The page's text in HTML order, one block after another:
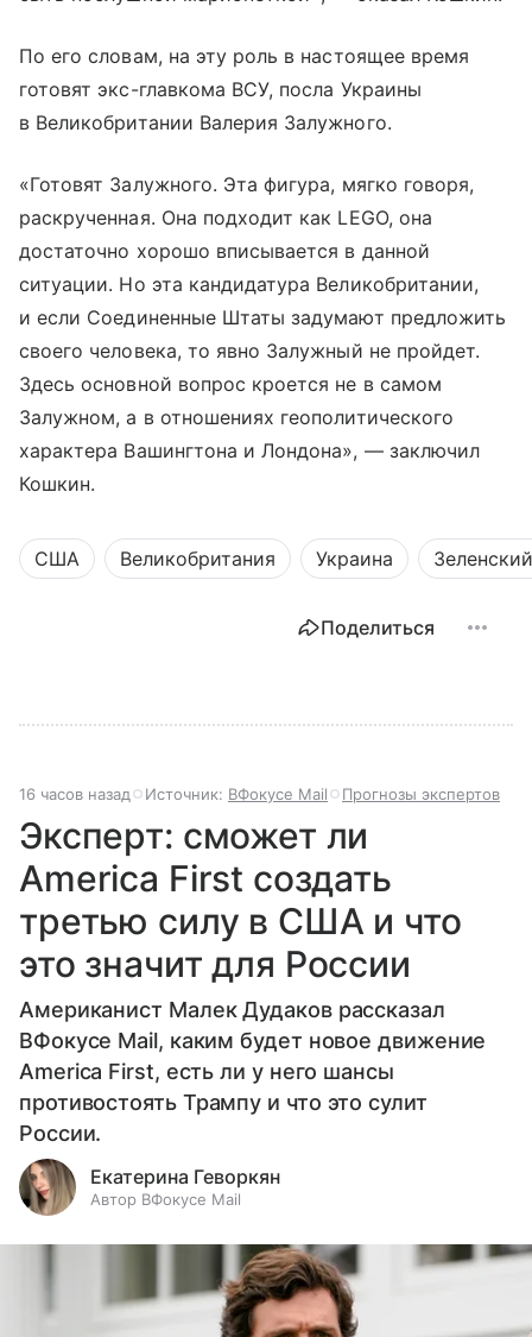
По его словам, на эту роль в настоящее время
готовят экс-главкома ВСУ, посла Украины
в Великобритании Валерия Залужного.
«Готовят Залужного. Эта фигура, мягко говоря,
раскрученная. Она подходит как LEGO, она
достаточно хорошо вписывается в данной
ситуации. Но эта кандидатура Великобритании,
и если Соединенные Штаты задумают предложить
своего человека, то явно Залужный не пройдет.
Здесь основной вопрос кроется не в самом
Залужном, а в отношениях геополитического
характера Вашингтона и Лондона», — заключил
Кошкин.
США Великобритания Украина
Поделиться
16 часов назад Источник: ВФокусе Mail Прогнозы экспертов
Эксперт: сможет ли
America First создать
третью силу в США и что
это значит для России
Американист Малек Дудаков рассказал
ВФокусе Mail, каким будет новое движение
America First, есть ли у него шансы
противостоять Трампу и что это сулит
России.
Екатерина Геворкян
Автор ВФокусе Mail